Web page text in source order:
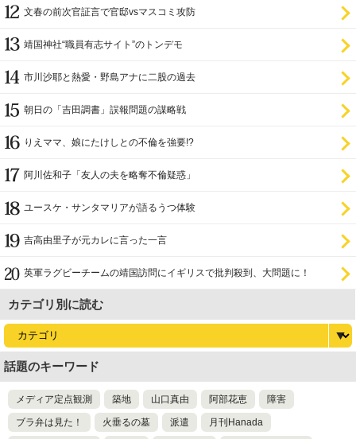
文春の前次官証言で官邸vsマスコミ攻防
靖国神社“職員有志サイト”のトンデモ
市川沙耶と熱愛・野島アナに二股の過去
朝日の「吉田調書」誤報問題の謀略戦
りえママ、娘にたけしとの不倫を強要!?
阿川佐和子「友人の夫を略奪不倫疑惑」
ユースケ・サンタマリアが語るうつ体験
吉高由里子が元カレに言った一言
英軍ラグビーチームの靖国訪問にイギリスで批判殺到、大問題に！
カテゴリ別に読む
話題のキーワード
メディア定点観測 築地 山口真由 阿部花恵 障害
ブラ弁は見た！ 火垂るの墓 派遣 月刊Hanada